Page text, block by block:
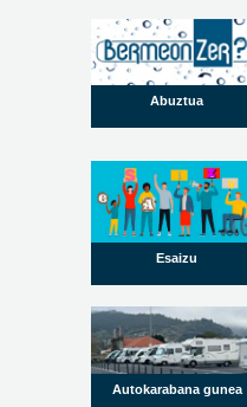
Abuztua
Esaizu
Autokarabana gunea